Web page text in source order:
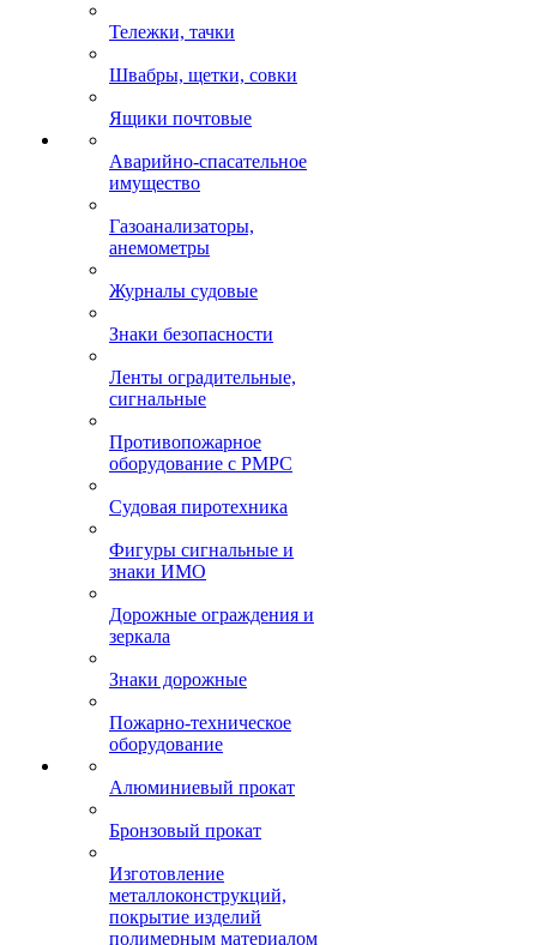
Тележки, тачки
Швабры, щетки, совки
Ящики почтовые
Аварийно-спасательное
имущество
Газоанализаторы,
анемометры
Журналы судовые
Знаки безопасности
Ленты оградительные,
сигнальные
Противопожарное
оборудование с РМРС
Судовая пиротехника
Фигуры сигнальные и
знаки ИМО
Дорожные ограждения и
зеркала
Знаки дорожные
Пожарно-техническое
оборудование
Алюминиевый прокат
Бронзовый прокат
Изготовление
металлоконструкций,
покрытие изделий
полимерным материалом